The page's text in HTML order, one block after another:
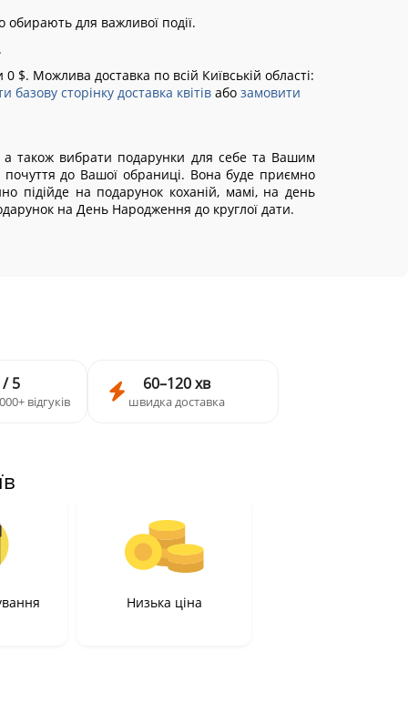
для важливої події.
Можлива доставка по всій Київській області:
базову сторінку доставка квітівабо замовити
а також вибрати подарунки для себе та Вашим
до Вашої обраниці. Вона буде приємно
підійде на подарунок коханій, мамі, на день
на День Народження до круглої дати.
5
відгуків
60–120 хв
швидка доставка
Низька ціна